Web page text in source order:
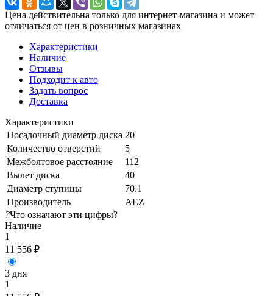
Цена действительна только для интернет-магазина и может
отличаться от цен в розничных магазинах
Характеристики
Наличие
Отзывы
Подходит к авто
Задать вопрос
Доставка
Характеристики
Посадочный диаметр диска 20
Количество отверстий
5
Межболтовое расстояние
112
Вылет диска
40
Диаметр ступицы
70.1
Производитель
AEZ
?Что означают эти цифры?
Наличие
1
11 556 ₽
3 дня
1